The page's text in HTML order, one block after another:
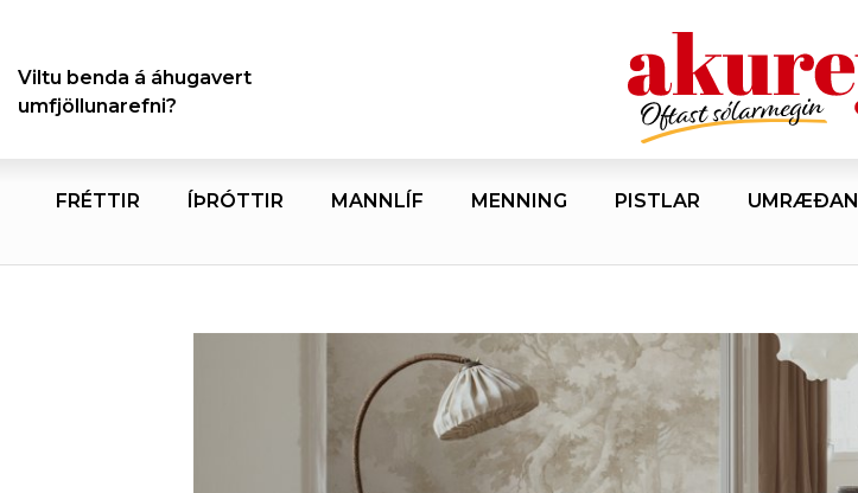
Viltu benda á áhugavert
umfjöllunarefni?
FRÉTTIR ÍÞRÓTTIR MANNLÍF MENNING PISTLAR UMRÆÐAN